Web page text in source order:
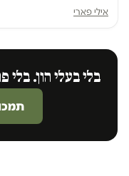
אילי פארי
בלי בעלי הון. בלי